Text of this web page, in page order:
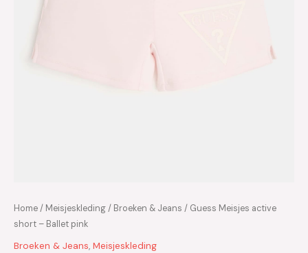
Home/ Meisjeskleding/ Broeken & Jeans / Guess Meisjes active
short – Ballet pink
Broeken & Jeans, Meisjeskleding